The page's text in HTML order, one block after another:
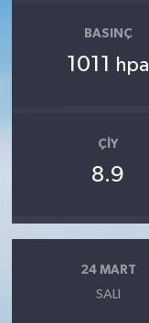
BASINÇ
1011 hpa
ÇIY
8.9
24 MART
SALI